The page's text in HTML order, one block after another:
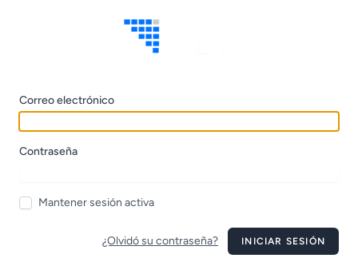
Correo electrónico
Contraseña
Mantener sesión activa
¿Olvidó su contraseña? INICIAR SESIÓN